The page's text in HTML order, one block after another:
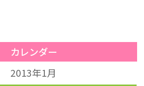
カレンダー
2013年1月